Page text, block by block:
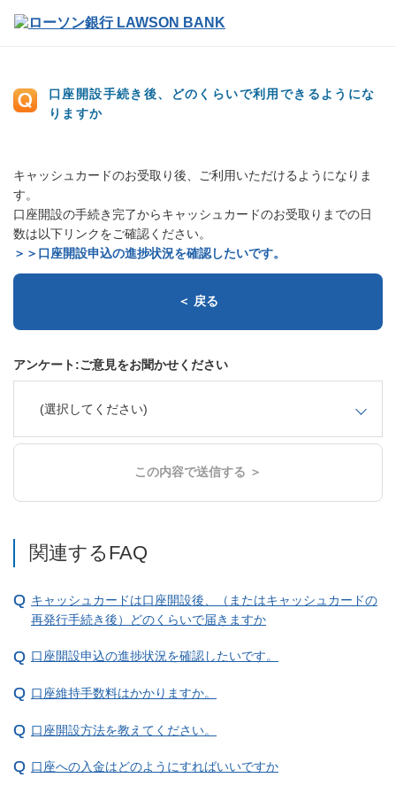
口座開設手続き後、どのくらいで利用できるようにな
りますか
キャッシュカードのお受取り後、ご利用いただけるようになりま
す。
口座開設の手続き完了からキャッシュカードのお受取りまでの日
数は以下リンクをご確認ください。
＞＞口座開設申込の進捗状況を確認したいです。
＜ 戻る
アンケート:ご意見をお聞かせください
(選択してください)
この内容で送信する ＞
関連するFAQ
キャッシュカードは口座開設後、（またはキャッシュカードの
再発行手続き後）どのくらいで届きますか
口座開設申込の進捗状況を確認したいです。
口座維持手数料はかかりますか。
口座開設方法を教えてください。
口座への入金はどのようにすればいいですか